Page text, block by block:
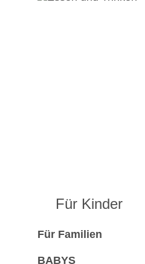
Für Kinder
Für Familien
BABYS